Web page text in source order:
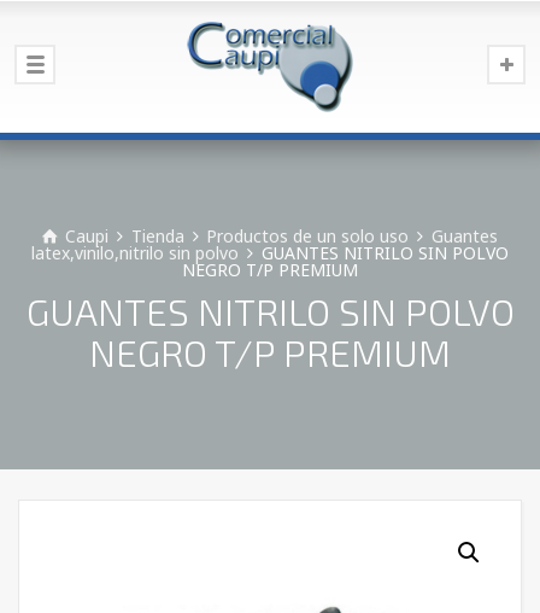
Caupi Tienda Productos de un solo uso Guantes
latex,vinilo,nitrilo sin polvo GUANTES NITRILO SIN POLVO
NEGRO T/P PREMIUM
GUANTES NITRILO SIN POLVO
NEGRO T/P PREMIUM